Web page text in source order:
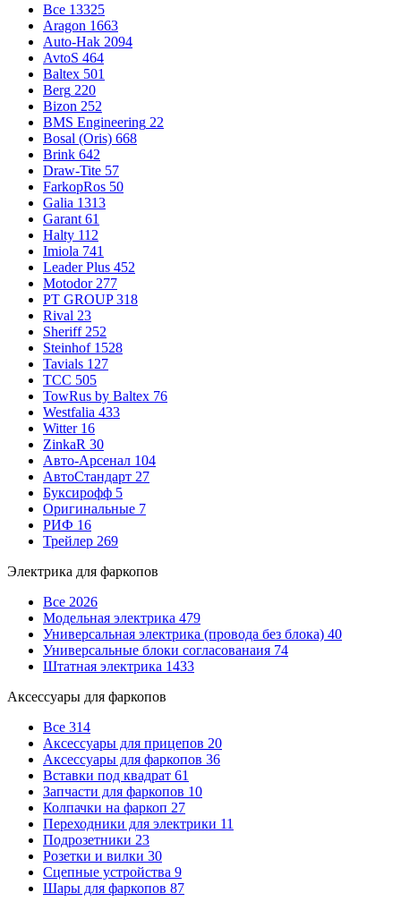
Все 13325
Aragon 1663
Auto-Hak 2094
AvtoS 464
Baltex 501
Berg 220
Bizon 252
BMS Engineering 22
Bosal (Oris) 668
Brink 642
Draw-Tite 57
FarkopRos 50
Galia 1313
Garant 61
Halty 112
Imiola 741
Leader Plus 452
Motodor 277
PT GROUP 318
Rival 23
Sheriff 252
Steinhof 1528
Tavials 127
TCC 505
TowRus by Baltex 76
Westfalia 433
Witter 16
ZinkaR 30
Авто-Арсенал 104
АвтоСтандарт 27
Буксирофф 5
Оригинальные 7
РИФ 16
Трейлер 269
Электрика для фаркопов
Все 2026
Модельная электрика 479
Универсальная электрика (провода без блока) 40
Универсальные блоки согласованаия 74
Штатная электрика 1433
Аксессуары для фаркопов
Все 314
Аксессуары для прицепов 20
Аксессуары для фаркопов 36
Вставки под квадрат 61
Запчасти для фаркопов 10
Колпачки на фаркоп 27
Переходники для электрики 11
Подрозетники 23
Розетки и вилки 30
Сцепные устройства 9
Шары для фаркопов 87